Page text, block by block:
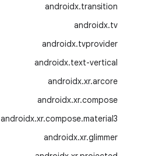
androidx.transition
androidx.tv
androidx.tvprovider
androidx.text-vertical
androidx.xr.arcore
androidx.xr.compose
androidx.xr.compose.material3
androidx.xr.glimmer